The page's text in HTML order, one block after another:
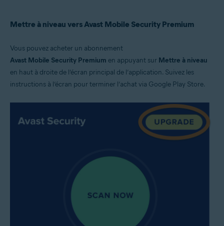
Mettre à niveau vers Avast Mobile Security Premium
Vous pouvez acheter un abonnement
Avast Mobile Security Premium en appuyant sur Mettre à niveau
en haut à droite de l’écran principal de l’application. Suivez les
instructions à l’écran pour terminer l’achat via Google Play Store.